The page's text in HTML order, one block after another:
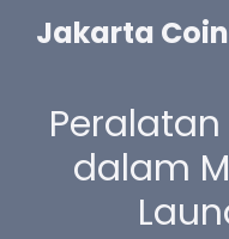
Jakarta
dalam